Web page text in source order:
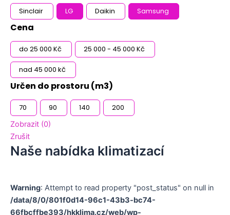
Sinclair LG Daikin Samsung
Cena
do 25 000 Kč 25 000 - 45 000 Kč
nad 45 000 kč
Určen do prostoru (m3)
70 90 140 200
Zobrazit (0)
Zrušit
Naše nabídka klimatizací
Warning: Attempt to read property "post_status" on null in
/data/8/0/801f0d14-96c1-43b3-bc74-
66fbcffbe393/hkklima.cz/web/wp-